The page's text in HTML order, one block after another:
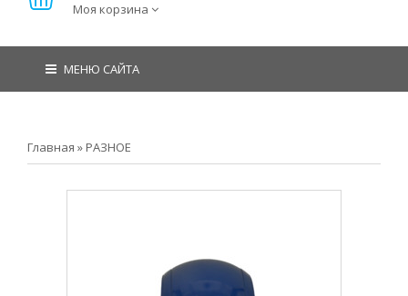
Моя корзина
МЕНЮ САЙТА
Главная » РАЗНОЕ